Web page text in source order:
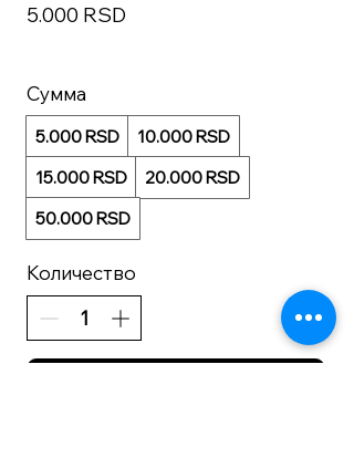
5.000 RSD
Сумма
5.000 RSD
10.000 RSD
15.000 RSD
20.000 RSD
50.000 RSD
Количество